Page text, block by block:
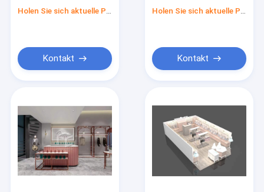
Produkte
Über uns
Fabrik-Ausflug
gemalten Kleidungs-
Installationen
widerspricht
Holen Sie sich aktuelle Preis
Kontakt
furnierten
Holen Sie sich aktuelle Preis
Kontakt